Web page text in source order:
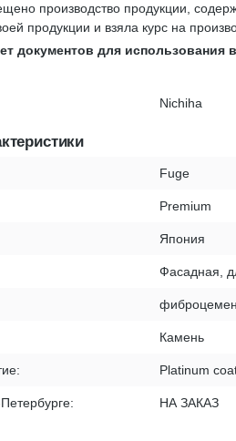
производство продукции,
продукции и взяла курс на
документов для использования
Nichiha
Fuge
Premium
Япония
Фасадная,
Камень
Platinum
НА ЗАКАЗ